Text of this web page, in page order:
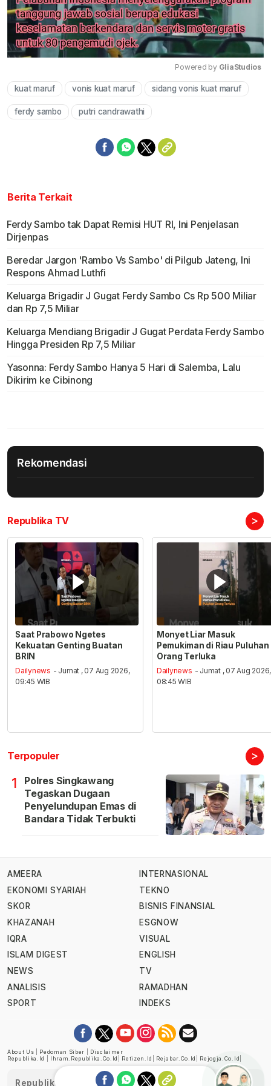
Mute
Powered by GliaStudios
kuat maruf vonis kuat maruf sidang vonis kuat maruf
ferdy sambo putri candrawathi
Berita Terkait
Ferdy Sambo tak Dapat Remisi HUT RI, Ini Penjelasan
Dirjenpas
Beredar Jargon 'Rambo Vs Sambo' di Pilgub Jateng, Ini
Respons Ahmad Luthfi
Keluarga Brigadir J Gugat Ferdy Sambo Cs Rp 500 Miliar
dan Rp 7,5 Miliar
Keluarga Mendiang Brigadir J Gugat Perdata Ferdy Sambo
Hingga Presiden Rp 7,5 Miliar
Yasonna: Ferdy Sambo Hanya 5 Hari di Salemba, Lalu
Dikirim ke Cibinong
Rekomendasi
Republika TV >
Saat Prabowo Ngetes
Kekuatan Genting Buatan
BRIN
Dailynews - Jumat , 07 Aug 2026,
09:45 WIB
Monyet Liar Masuk
Pemukiman di Riau Puluhan
Orang Terluka
Dailynews - Jumat , 07 Aug 2026,
08:45 WIB
Terpopuler >
1
Polres Singkawang
Tegaskan Dugaan
Penyelundupan Emas di
Bandara Tidak Terbukti
AMEERA
EKONOMI SYARIAH
SKOR
KHAZANAH
IQRA
ISLAM DIGEST
NEWS
ANALISIS
SPORT
INTERNASIONAL
TEKNO
BISNIS FINANSIAL
ESGNOW
VISUAL
ENGLISH
TV
RAMADHAN
INDEKS
About Us Pedoman Siber
Disclaimer
Republika.id
Ihram.republika.co.id Retizen.id Rejabar.co.id Rejogja.co.id
Republika telah diverifikasi oleh Dewan Pers